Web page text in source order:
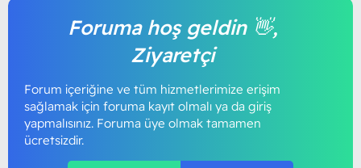
Foruma hoş geldin 👋,
Ziyaretçi
Forum içeriğine ve tüm hizmetlerimize erişim
sağlamak için foruma kayıt olmalı ya da giriş
yapmalısınız. Foruma üye olmak tamamen
ücretsizdir.